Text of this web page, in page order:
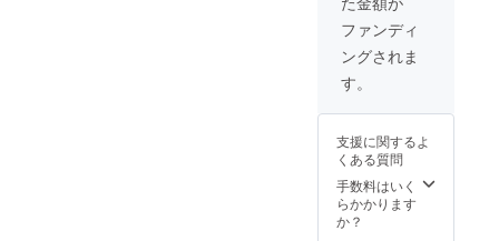
いて主
義又は
主張に
あたる
あるも
の又は
誤認さ
れるお
それの
あるも
る名
前 ②
リンク
先とな
ずれか
する場
合は掲
載する
ことが
できま
で、注
意書き
を参照
くださ
ンクの
後、も
し変更
や削除
が必要
な場合
りま
す。画
像には
ご本人
はロゴ
掲載可
能（画
像がな
い場
合、文
ファンディ
ングされま
す。
支援に関するよ
くある質問
手数料はいく
らかかります
か？